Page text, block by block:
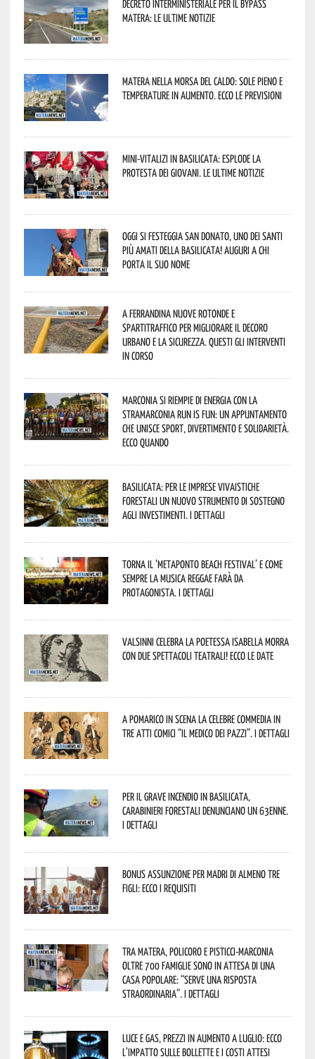
Decreto interministeriale per il Bypass
Matera: le ultime notizie
Matera nella morsa del caldo: sole pieno e
temperature in aumento. Ecco le previsioni
Mini-vitalizi in Basilicata: esplode la
protesta dei giovani. Le ultime notizie
Oggi si festeggia San Donato, uno dei Santi
più amati della Basilicata! Auguri a chi
porta il suo nome
A Ferrandina nuove rotonde e
spartitraffico per migliorare il decoro
urbano e la sicurezza. Questi gli interventi
in corso
Marconia si riempie di energia con la
StraMarconia Run is Fun: un appuntamento
che unisce sport, divertimento e solidarietà.
Ecco quando
Basilicata: per le imprese vivaistiche
forestali un nuovo strumento di sostegno
agli investimenti. I dettagli
Torna il ‘Metaponto beach festival’ e come
sempre la musica reggae farà da
protagonista. I dettagli
Valsinni celebra la poetessa Isabella Morra
con due spettacoli teatrali! Ecco le date
A Pomarico in scena la celebre commedia in
tre atti comici “Il medico dei pazzi”. I dettagli
Per il grave incendio in Basilicata,
Carabinieri forestali denunciano un 63enne.
I dettagli
Bonus assunzione per madri di almeno tre
figli: ecco i requisiti
Tra Matera, Policoro e Pisticci-Marconia
oltre 700 famiglie sono in attesa di una
casa popolare: “serve una risposta
straordinaria”. I dettagli
Luce e gas, prezzi in aumento a luglio: ecco
l’impatto sulle bollette e i costi attesi